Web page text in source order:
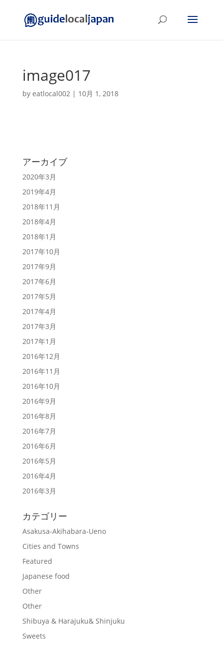
image017
by eatlocal002| 10月 1, 2018
アーカイブ
2020年3月
2019年4月
2018年11月
2018年4月
2018年1月
2017年10月
2017年9月
2017年6月
2017年5月
2017年4月
2017年3月
2017年1月
2016年12月
2016年11月
2016年10月
2016年9月
2016年8月
2016年7月
2016年6月
2016年5月
2016年4月
2016年3月
カテゴリー
Asakusa-Akihabara-Ueno
Cities and Towns
Featured
Japanese food
Other
Other
Shibuya & Harajuku& Shinjuku
Sweets